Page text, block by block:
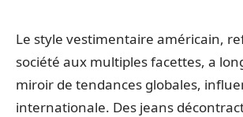
Le style vestimentaire américain,
société aux multiples facettes, a
miroir de tendances globales,
internationale. Des jeans